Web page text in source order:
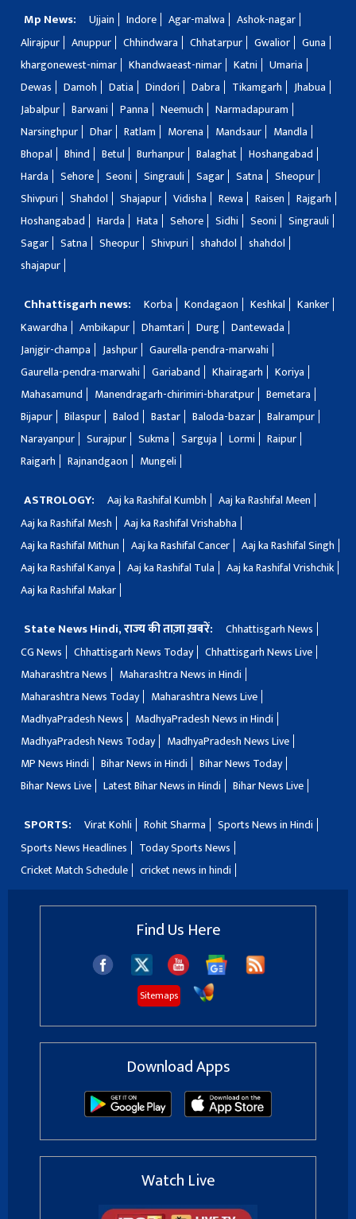
Mp News: Ujjain Indore Agar-malwa
Ashok-nagar
Alirajpur
Anuppur Chhindwara Chhatarpur Gwalior
Guna
khargonewest-nimar
Khandwaeast-nimar Katni
Umaria
Dewas
Damoh Datia Dindori Dabra Tikamgarh
Jhabua
Jabalpur
Barwani Panna Neemuch
Narmadapuram
Narsinghpur
Dhar Ratlam Morena Mandsaur
Mandla
Bhopal
Bhind Betul Burhanpur Balaghat
Hoshangabad
Harda
Sehore Seoni Singrauli Sagar Satna
Sheopur
Shivpuri
Shahdol Shajapur Vidisha Rewa Raisen
Rajgarh
Hoshangabad
Harda Hata Sehore Sidhi Seoni
Singrauli
Sagar
Satna Sheopur Shivpuri shahdol
shahdol
shajapur
Chhattisgarh news: Korba Kondagaon Keshkal
Kanker
Kawardha
Ambikapur Dhamtari Durg
Dantewada
Janjgir-champa
Jashpur
Gaurella-pendra-marwahi
Gaurella-pendra-marwahi
Gariaband Khairagarh
Koriya
Mahasamund
Manendragarh-chirimiri-bharatpur
Bemetara
Bijapur
Bilaspur Balod Bastar Baloda-bazar
Balrampur
Narayanpur
Surajpur Sukma Sarguja Lormi
Raipur
Raigarh
Rajnandgaon Mungeli
ASTROLOGY: Aaj ka Rashifal Kumbh
Aaj ka Rashifal Meen
Aaj ka Rashifal Mesh
Aaj ka Rashifal Vrishabha
Aaj ka Rashifal Mithun
Aaj ka Rashifal Cancer
Aaj ka Rashifal Singh
Aaj ka Rashifal Kanya
Aaj ka Rashifal Tula
Aaj ka Rashifal Vrishchik
Aaj ka Rashifal Makar
State News Hindi, राज्य की ताज़ा ख़बरें:
Chhattisgarh News
CG News
Chhattisgarh News Today
Chhattisgarh News Live
Maharashtra News
Maharashtra News in Hindi
Maharashtra News Today
Maharashtra News Live
MadhyaPradesh News
MadhyaPradesh News in Hindi
MadhyaPradesh News Today
MadhyaPradesh News Live
MP News Hindi
Bihar News in Hindi
Bihar News Today
Bihar News Live
Latest Bihar News in Hindi Bihar News Live
SPORTS: Virat Kohli Rohit Sharma
Sports News in Hindi
Sports News Headlines
Today Sports News
Cricket Match Schedule
cricket news in hindi
Find Us Here
Sitemaps
Download Apps
Watch Live